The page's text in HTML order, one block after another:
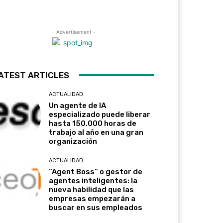
- Advertisement -
ARTICLES
ACTUALIDAD
Un agente de IA
especializado puede liberar
hasta 150.000 horas de
trabajo al año en una gran
organización
ACTUALIDAD
“Agent Boss” o gestor de
agentes inteligentes: la
nueva habilidad que las
empresas empezarán a
buscar en sus empleados